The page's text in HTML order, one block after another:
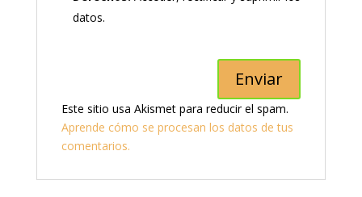
datos.
Este sitio usa Akismet para reducir el spam.
Aprende cómo se procesan los datos de tus
comentarios.